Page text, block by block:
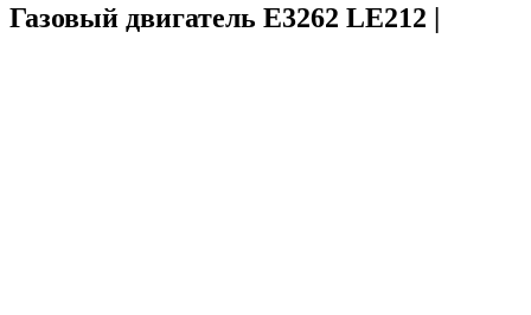
Газовый двигатель E3262 LE212 |